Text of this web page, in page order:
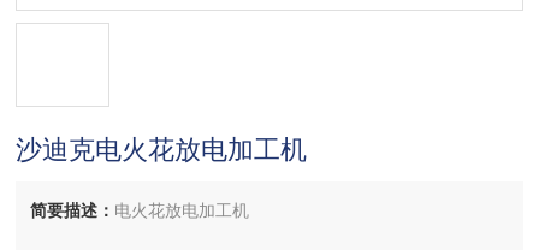
沙迪克电火花放电加工机
简要描述： 电火花放电加工机